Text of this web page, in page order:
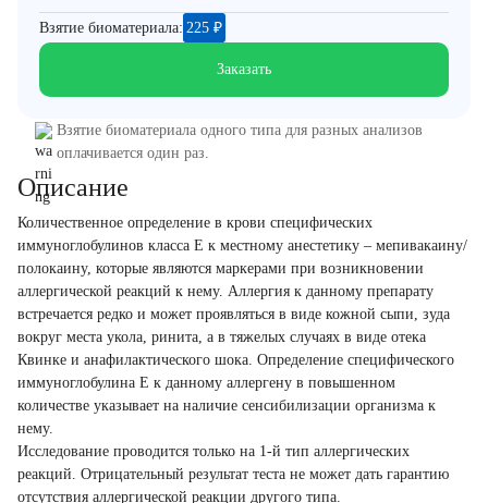
Описание
Количественное определение в крови специфических
иммуноглобулинов класса E к местному анестетику – мепивакаину/
полокаину, которые являются маркерами при возникновении
аллергической реакций к нему. Аллергия к данному препарату
встречается редко и может проявляться в виде кожной сыпи, зуда
вокруг места укола, ринита, а в тяжелых случаях в виде отека
Квинке и анафилактического шока. Определение специфического
иммуноглобулина Е к данному аллергену в повышенном
количестве указывает на наличие сенсибилизации организма к
нему.
Исследование проводится только на 1-й тип аллергических
реакций. Отрицательный результат теста не может дать гарантию
отсутствия аллергической реакции другого типа.
Взятие биоматериала: 225 ₽
Заказать
Взятие биоматериала одного типа для разных анализов
оплачивается один раз.